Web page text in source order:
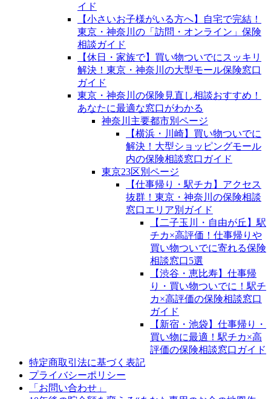
イド
【小さいお子様がいる方へ】自宅で完結！
東京・神奈川の「訪問・オンライン」保険
相談ガイド
【休日・家族で】買い物ついでにスッキリ
解決！東京・神奈川の大型モール保険窓口
ガイド
東京・神奈川の保険見直し相談おすすめ！
あなたに最適な窓口がわかる
神奈川主要都市別ページ
【横浜・川崎】買い物ついでに
解決！大型ショッピングモール
内の保険相談窓口ガイド
東京23区別ページ
【仕事帰り・駅チカ】アクセス
抜群！東京・神奈川の保険相談
窓口エリア別ガイド
【二子玉川・自由が丘】駅
チカ×高評価！仕事帰りや
買い物ついでに寄れる保険
相談窓口5選
【渋谷・恵比寿】仕事帰
り・買い物ついでに！駅チ
カ×高評価の保険相談窓口
ガイド
【新宿・池袋】仕事帰り・
買い物に最適！駅チカ×高
評価の保険相談窓口ガイド
特定商取引法に基づく表記
プライバシーポリシー
「お問い合わせ」